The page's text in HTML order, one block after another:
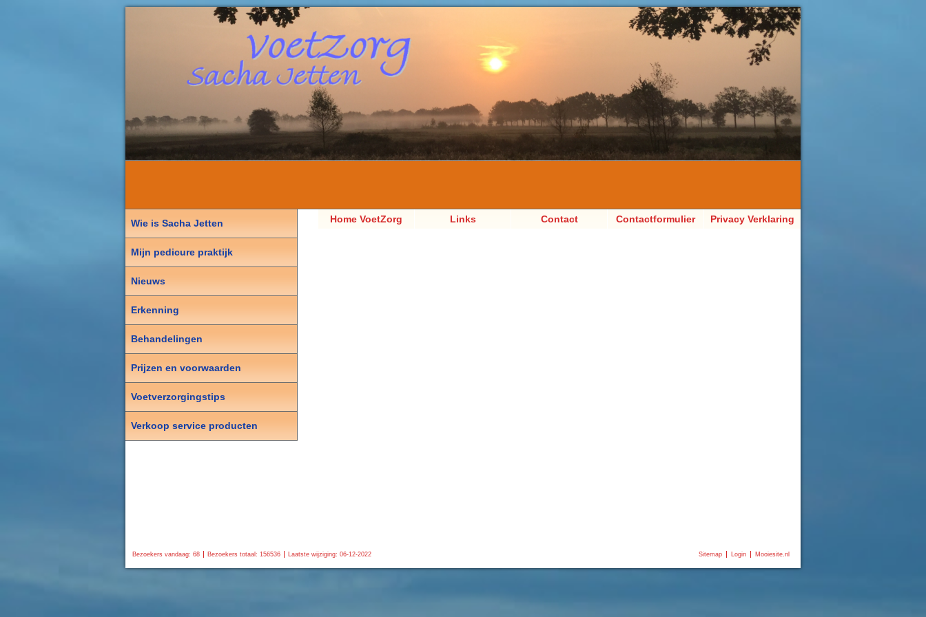
Home VoetZorg
Links Contact Contactformulier
Privacy Verklaring
Wie is Sacha Jetten
Mijn pedicure praktijk
Nieuws
Erkenning
Behandelingen
Prijzen en voorwaarden
Voetverzorgingstips
Verkoop service producten
Bezoekers vandaag: 68 Bezoekers totaal: 156536 Laatste wijziging: 06-12-2022 Sitemap Login Mooiesite.nl